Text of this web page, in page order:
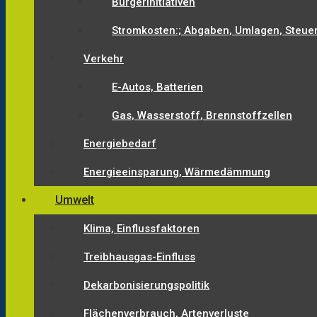
Stromkosten:; Abgaben, Umlagen,
Verkehr
E-Autos, Batterien
Gas, Wasserstoff, Brennstoffzellen
Energiebedarf
Energieeinsparung, Wärmedämmung
Umwelt
Klima, Einflussfaktoren
Treibhausgas-Einfluss
Dekarbonisierungspolitik
Flächenverbrauch, Artenverluste